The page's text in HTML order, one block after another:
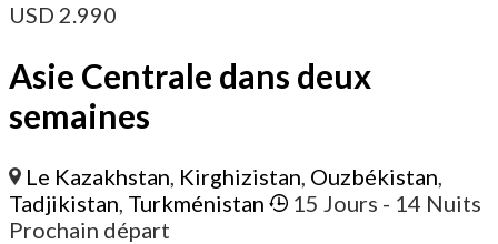
USD 2.990
Asie Centrale dans deux
semaines
Le Kazakhstan, Kirghizistan, Ouzbékistan,
Tadjikistan, Turkménistan 15 Jours - 14 Nuits
Prochain départ